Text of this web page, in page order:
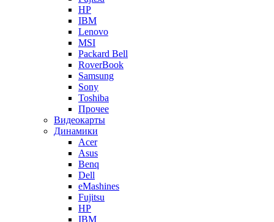
HP
IBM
Lenovo
MSI
Packard Bell
RoverBook
Samsung
Sony
Toshiba
Прочее
Видеокарты
Динамики
Acer
Asus
Benq
Dell
eMashines
Fujitsu
HP
IBM